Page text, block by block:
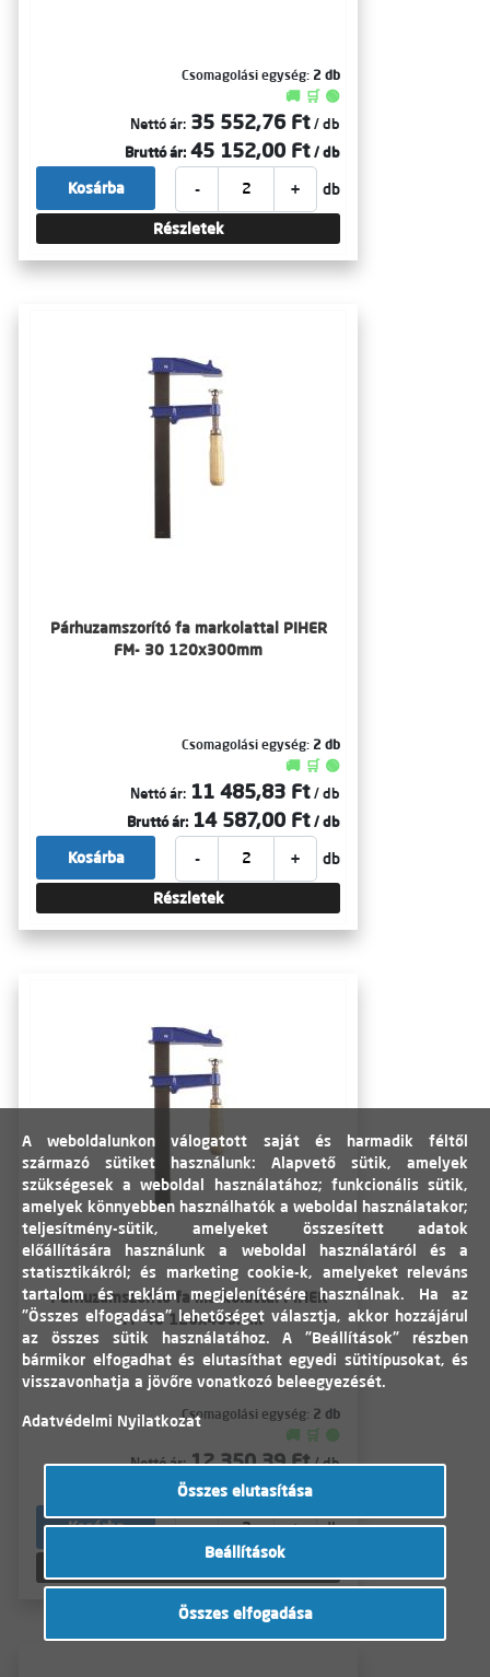
Csomagolási egység: 2 db
🚚 🛒 🟢
Nettó ár: 35 552,76 Ft / db
Bruttó ár: 45 152,00 Ft / db
- + db
Kosárba
Részletek
Párhuzamszorító fa markolattal PIHER
FM- 30 120x300mm
Csomagolási egység: 2 db
🚚 🛒 🟢
Nettó ár: 11 485,83 Ft / db
Bruttó ár: 14 587,00 Ft / db
- + db
Kosárba
Részletek
Párhuzamszorító fa markolattal PIHER
FM- 40 120x400mm
Csomagolási egység: 2 db
🚚 🛒 🟢
Nettó ár: 12 350,39 Ft / db
Bruttó ár: 15 685,00 Ft
- + db
Kosárba
A weboldalunkon válogatott saját és harmadik féltől
származó sütiket használunk: Alapvető sütik, amelyek
szükségesek a weboldal használatához; funkcionális sütik,
amelyek könnyebben használhatók a weboldal használatakor;
teljesítmény-sütik, amelyeket összesített adatok
előállítására használunk a weboldal használatáról és a
statisztikákról; és marketing cookie-k, amelyeket releváns
tartalom és reklám megjelenítésére használnak. Ha az
"Összes elfogadása" lehetőséget választja, akkor hozzájárul
az összes sütik használatához. A "Beállítások" részben
bármikor elfogadhat és elutasíthat egyedi sütitípusokat, és
visszavonhatja a jövőre vonatkozó beleegyezését.
Adatvédelmi Nyilatkozat
Összes elutasítása
Beállítások
Összes elfogadása